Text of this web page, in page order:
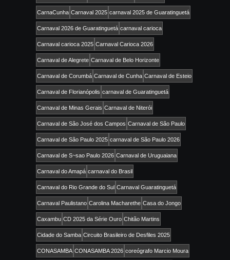
CarnaCunha Carnaval 2025 carnaval 2025 de Guaratinguetá
Carnaval 2026 de Guaratinguetá carnaval carioca
Carnaval carioca 2025 Carnaval Carioca 2026
Carnaval de Alegrete Carnaval de Belo Horizonte
Carnaval de Corumbá Carnaval de Cunha Carnaval de Esteio
Carnaval de Florianópolis carnaval de Guaratinguetá
Carnaval de Minas Gerais Carnaval de Niterói
Carnaval de São José dos Campos Carnaval de São Paulo
Carnaval de São Paulo 2025 carnaval de São Paulo 2026
Carnaval de S~sao Paulo 2026 Carnaval de Uruguaiana
Carnaval do Amapá carnaval do Brasil
Carnaval do Rio Grande do Sul Carnaval Guaratinguetá
Carnaval Paulistano Carolina Macharethe Casa do Jongo
Caxambu CD 2025 da Série Ouro Chitão Martins
Cidade do Samba Circuito Brasileiro de Desfiles 2025
CONASAMBA CONASAMBA 2026 coreógrafo Marcio Moura